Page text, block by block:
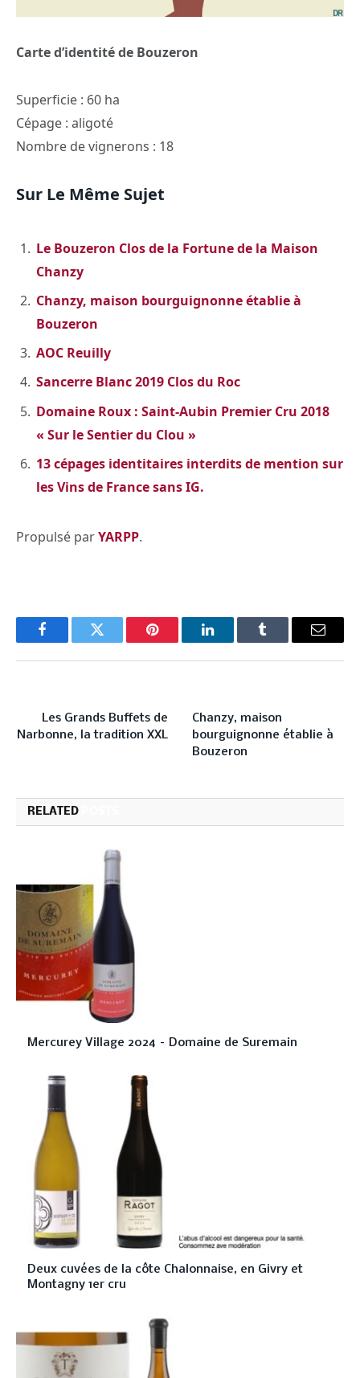
Carte d’identité de Bouzeron
Superficie : 60 ha
Cépage : aligoté
Nombre de vignerons : 18
Sur Le Même Sujet
Le Bouzeron Clos de la Fortune de la Maison
Chanzy
Chanzy, maison bourguignonne établie à
Bouzeron
AOC Reuilly
Sancerre Blanc 2019 Clos du Roc
Domaine Roux : Saint-Aubin Premier Cru 2018
« Sur le Sentier du Clou »
13 cépages identitaires interdits de mention sur
les Vins de France sans IG.
Propulsé parYARPP.
FacebookTwitter Pinterest LinkedInTumblr Email
Les Grands Buffets de
Narbonne, la tradition XXL
Chanzy, maison
bourguignonne établie à
Bouzeron
RELATED
Mercurey Village 2024 – Domaine de Suremain
Deux cuvées de la côte Chalonnaise, en Givry et
Montagny 1er cru